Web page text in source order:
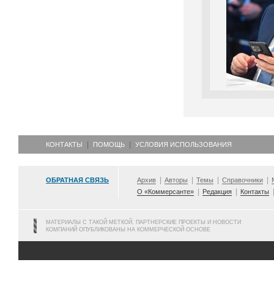
КОНТАКТЫ ПОМОЩЬ УСЛОВИЯ ИСПОЛЬЗОВАНИЯ
ОБРАТНАЯ СВЯЗЬ Архив Авторы Темы Справочники
О «Коммерсанте»
Редакция Контакты
МАТЕРИАЛЫ С ТАКОЙ МЕТКОЙ, ПАРТНЕРСКИЕ ПРОЕКТЫ И НОВОСТИ
КОМПАНИЙ ОПУБЛИКОВАНЫ НА КОММЕРЧЕСКОЙ ОСНОВЕ